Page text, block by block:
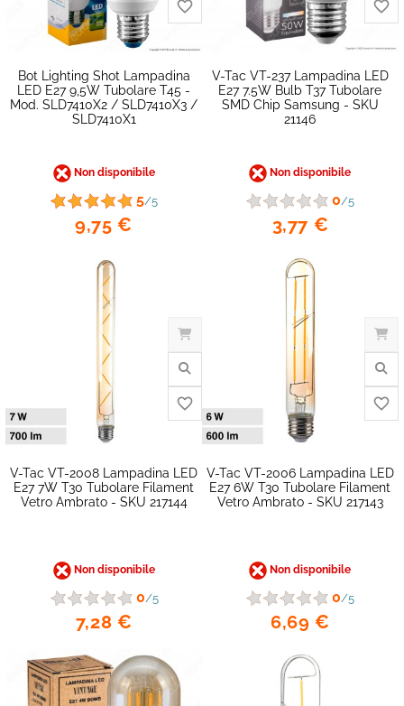
Bot Lighting Shot Lampadina
LED E27 9,5W Tubolare T45 -
Mod. SLD7410X2 / SLD7410X3 /
SLD7410X1
Non disponibile
5/5
9,75 €
V-Tac VT-237 Lampadina LED
E27 7.5W Bulb T37 Tubolare
SMD Chip Samsung - SKU
21146
Non disponibile
0/5
3,77 €
V-Tac VT-2008 Lampadina LED
E27 7W T30 Tubolare Filament
Vetro Ambrato - SKU 217144
Non disponibile
0/5
7,28 €
V-Tac VT-2006 Lampadina LED
E27 6W T30 Tubolare Filament
Vetro Ambrato - SKU 217143
Non disponibile
0/5
6,69 €